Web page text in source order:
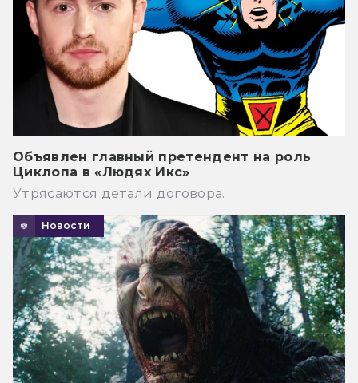
Объявлен главный претендент на роль
Циклопа в «Людях Икс»
Утрясаются детали договора.
Новости